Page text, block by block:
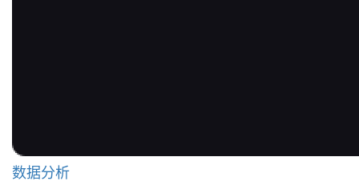
数据分析